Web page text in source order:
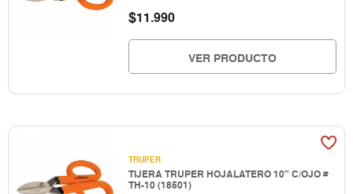
$11.990
VER PRODUCTO
TRUPER
TIJERA TRUPER HOJALATERO 10" C/OJO #
TH-10 (18501)